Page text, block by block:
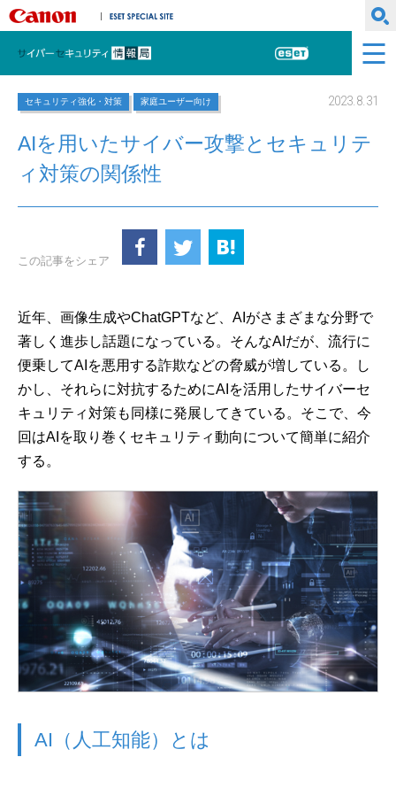
キヤノンマーケティングジャパン株式会社
サイバーセキュリティ情報局
ESET
セキュリティ強化・対策 家庭ユーザー向け 2023.8.31
AIを用いたサイバー攻撃とセキュリテ
ィ対策の関係性
この記事をシェア
近年、画像生成やChatGPTなど、AIがさまざまな分野で
著しく進歩し話題になっている。そんなAIだが、流行に
便乗してAIを悪用する詐欺などの脅威が増している。し
かし、それらに対抗するためにAIを活用したサイバーセ
キュリティ対策も同様に発展してきている。そこで、今
回はAIを取り巻くセキュリティ動向について簡単に紹介
する。
AI（人工知能）とは